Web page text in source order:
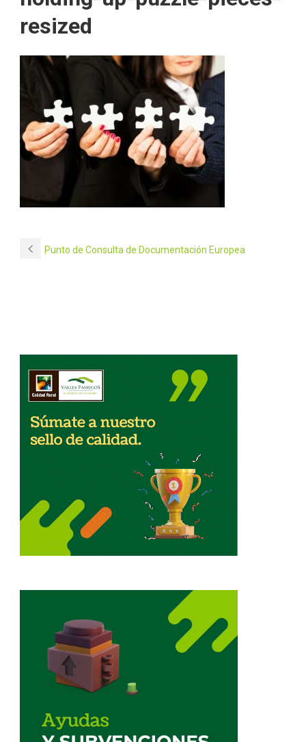
resized
Punto de Consulta de Documentación Europea